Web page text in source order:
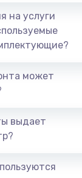
на услуги
может
выдает